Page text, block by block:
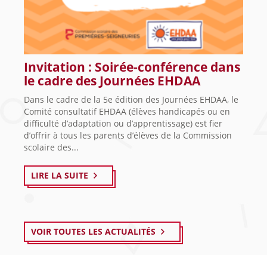
Invitation : Soirée-conférence dans
le cadre des Journées EHDAA
Dans le cadre de la 5e édition des Journées EHDAA, le
Comité consultatif EHDAA (élèves handicapés ou en
difficulté d’adaptation ou d’apprentissage) est fier
d’offrir à tous les parents d’élèves de la Commission
scolaire des...
LIRE LA SUITE
VOIR TOUTES LES ACTUALITÉS